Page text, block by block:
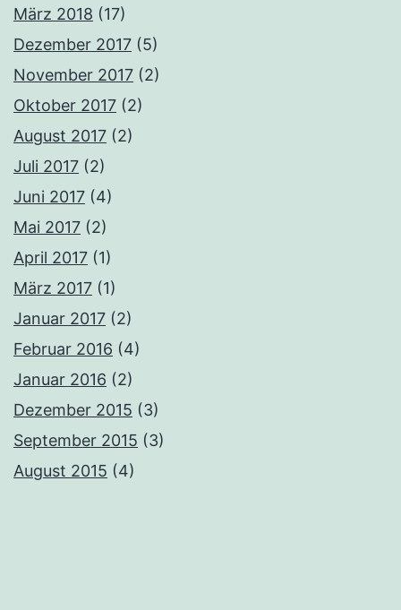
März 2018 (17)
Dezember 2017 (5)
November 2017 (2)
Oktober 2017 (2)
August 2017 (2)
Juli 2017 (2)
Juni 2017 (4)
Mai 2017 (2)
April 2017 (1)
März 2017 (1)
Januar 2017 (2)
Februar 2016 (4)
Januar 2016 (2)
Dezember 2015 (3)
September 2015 (3)
August 2015 (4)